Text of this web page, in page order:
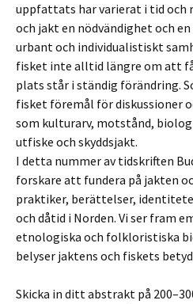
uppfattats har varierat i tid och
och jakt en nödvändighet och
urbant och individualistiskt
fisket inte alltid längre om att
plats står i ständig förändring.
fisket föremål för diskussioner
som kulturarv, motstånd,
utfiske och skyddsjakt.
I detta nummer av tidskriften
forskare att fundera på jakten
praktiker, berättelser,
och dåtid i Norden. Vi ser fram
etnologiska och folkloristiska
belyser jaktens och fiskets
Skicka in ditt abstrakt på